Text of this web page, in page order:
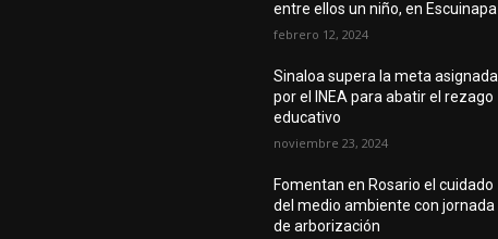
entre ellos un niño, en Escuinapa
febrero 12, 2024
Sinaloa supera la meta asignada
por el INEA para abatir el rezago
educativo
noviembre 23, 2024
Fomentan en Rosario el cuidado
del medio ambiente con jornada
de arborización